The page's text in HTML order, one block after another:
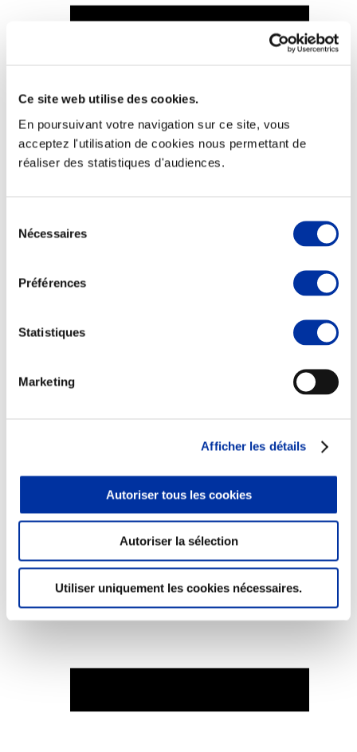
Ce site web utilise des cookies.
En poursuivant votre navigation sur ce site, vous
acceptez l'utilisation de cookies nous permettant de
réaliser des statistiques d'audiences.
Nécessaires
Préférences
Statistiques
Marketing
Afficher les détails
Autoriser tous les cookies
Autoriser la sélection
Utiliser uniquement les cookies nécessaires.
Viande et climat
Autonomie des élevages
Qualité air, eau, sols
Evaluation environnementale
Alimentation de qualité, raisonnée et durable